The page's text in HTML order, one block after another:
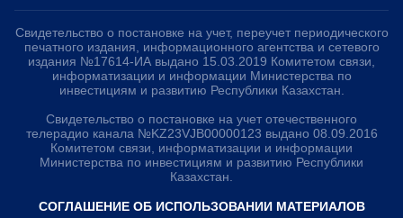
Свидетельство о постановке на учет, переучет периодического
печатного издания, информационного агентства и сетевого
издания №17614-ИА выдано 15.03.2019 Комитетом связи,
информатизации и информации Министерства по
инвестициям и развитию Республики Казахстан.
Свидетельство о постановке на учет отечественного
телерадио канала №KZ23VJB00000123 выдано 08.09.2016
Комитетом связи, информатизации и информации
Министерства по инвестициям и развитию Республики
Казахстан.
СОГЛАШЕНИЕ ОБ ИСПОЛЬЗОВАНИИ МАТЕРИАЛОВ